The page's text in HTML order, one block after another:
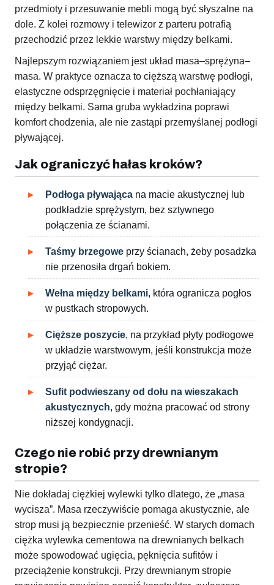
przedmioty i przesuwanie mebli mogą być słyszalne na
dole. Z kolei rozmowy i telewizor z parteru potrafią
przechodzić przez lekkie warstwy między belkami.
Najlepszym rozwiązaniem jest układ masa–sprężyna–
masa. W praktyce oznacza to cięższą warstwę podłogi,
elastyczne odsprzęgnięcie i materiał pochłaniający
między belkami. Sama gruba wykładzina poprawi
komfort chodzenia, ale nie zastąpi przemyślanej podłogi
pływającej.
Jak ograniczyć hałas kroków?
Podłoga pływająca na macie akustycznej lub
podkładzie sprężystym, bez sztywnego
połączenia ze ścianami.
Taśmy brzegowe przy ścianach, żeby posadzka
nie przenosiła drgań bokiem.
Wełna między belkami, która ogranicza pogłos
w pustkach stropowych.
Cięższe poszycie, na przykład płyty podłogowe
w układzie warstwowym, jeśli konstrukcja może
przyjąć ciężar.
Sufit podwieszany od dołu na wieszakach
akustycznych, gdy można pracować od strony
niższej kondygnacji.
Czego nie robić przy drewnianym
stropie?
Nie dokładaj ciężkiej wylewki tylko dlatego, że „masa
wycisza”. Masa rzeczywiście pomaga akustycznie, ale
strop musi ją bezpiecznie przenieść. W starych domach
ciężka wylewka cementowa na drewnianych belkach
może spowodować ugięcia, pęknięcia sufitów i
przeciążenie konstrukcji. Przy drewnianym stropie